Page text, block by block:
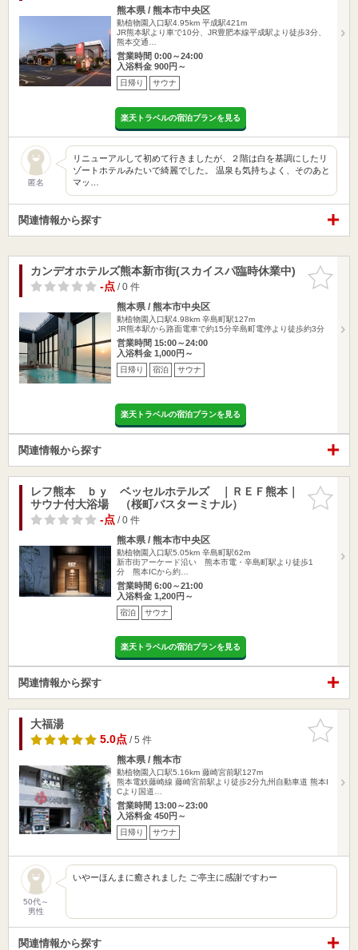
熊本県 / 熊本市中央区
動植物園入口駅4.95km 平成駅421m
JR熊本駅より車で10分、JR豊肥本線平成駅より徒歩3分、
熊本交通…
営業時間 0:00～24:00
入浴料金 900円～
日帰り サウナ
楽天トラベルの宿泊プランを見る
匿名
リニューアルして初めて行きましたが、２階は白を基調にしたリ
ゾートホテルみたいで綺麗でした。 温泉も気持ちよく、そのあと
マッ…
関連情報から探す
お気に入
りに追加
カンデオホテルズ熊本新市街(スカイスパ臨時休業中)
-点/ 0 件
熊本県 / 熊本市中央区
動植物園入口駅4.98km 辛島町駅127m
JR熊本駅から路面電車で約15分辛島町電停より徒歩約3分
営業時間 15:00～24:00
入浴料金 1,000円～
日帰り 宿泊 サウナ
楽天トラベルの宿泊プランを見る
関連情報から探す
お気に入
りに追加
レフ熊本 ｂｙ ベッセルホテルズ ｜ＲＥＦ熊本｜
サウナ付大浴場 （桜町バスターミナル）
-点/ 0 件
熊本県 / 熊本市中央区
動植物園入口駅5.05km 辛島町駅62m
新市街アーケード沿い 熊本市電・辛島町駅より徒歩1
分 熊本ICから約…
営業時間 6:00～21:00
入浴料金 1,200円～
宿泊 サウナ
楽天トラベルの宿泊プランを見る
関連情報から探す
お気に入
りに追加
大福湯
5.0点/ 5 件
熊本県 / 熊本市
動植物園入口駅5.16km 藤崎宮前駅127m
熊本電鉄藤崎線 藤崎宮前駅より徒歩2分九州自動車道 熊本I
Cより国道…
営業時間 13:00～23:00
入浴料金 450円～
日帰り サウナ
50代～
男性
いやーほんまに癒されました ご亭主に感謝ですわー
関連情報から探す